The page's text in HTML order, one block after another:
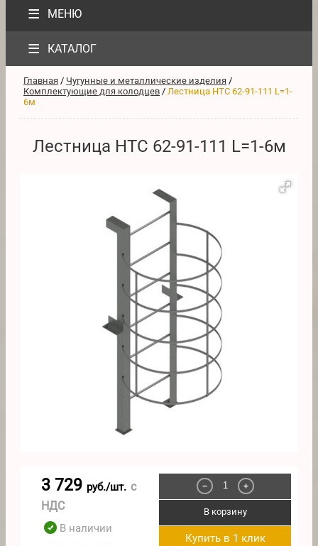
≡ МЕНЮ
≡ КАТАЛОГ
Главная / Чугунные и металлические изделия /
Комплектующие для колодцев / Лестница НТС 62-91-111 L=1-
6м
Лестница НТС 62-91-111 L=1-6м
3 729 руб./шт. с
НДС
В наличии
− +
В корзину
Купить в 1 клик